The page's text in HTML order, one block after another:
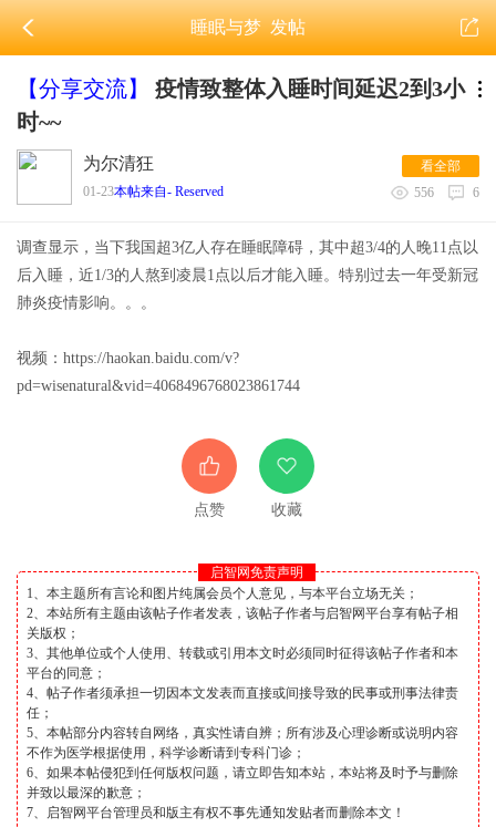
睡眠与梦发帖
【分享交流】
时~~
为尔清狂
01-23本帖来自- Reserved
看全部
556
6
调查显示，当下我国超3亿人存在睡眠障碍，其中超3/4的人晚11点以
后入睡，近1/3的人熬到凌晨1点以后才能入睡。特别过去一年受新冠
肺炎疫情影响。。。
视频：https://haokan.baidu.com/v?
pd=wisenatural&vid=4068496768023861744
点赞 收藏
启智网免责声明
1、本主题所有言论和图片纯属会员个人意见，与本平台立场无关；
2、本站所有主题由该帖子作者发表，该帖子作者与启智网平台享有帖子相
关版权；
3、其他单位或个人使用、转载或引用本文时必须同时征得该帖子作者和本
平台的同意；
4、帖子作者须承担一切因本文发表而直接或间接导致的民事或刑事法律责
任；
5、本帖部分内容转自网络，真实性请自辨；所有涉及心理诊断或说明内容
不作为医学根据使用，科学诊断请到专科门诊；
6、如果本帖侵犯到任何版权问题，请立即告知本站，本站将及时予与删除
并致以最深的歉意；
7、启智网平台管理员和版主有权不事先通知发贴者而删除本文！